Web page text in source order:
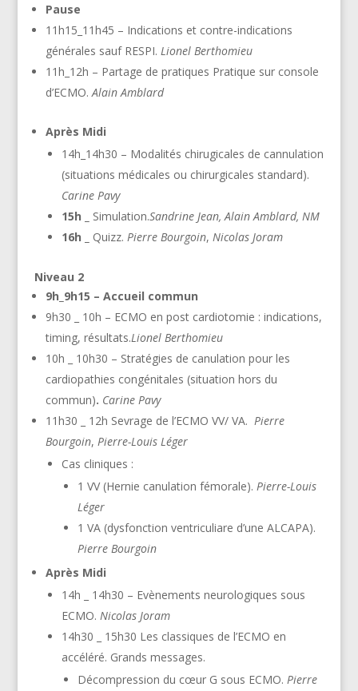
Pause
11h15_11h45 – Indications et contre-indications
générales sauf RESPI. Lionel Berthomieu
11h_12h – Partage de pratiques Pratique sur console
d’ECMO.Alain Amblard
Après Midi
14h_14h30 – Modalités chirugicales de cannulation
(situations médicales ou chirurgicales standard).
Carine Pavy
15h _ Simulation.Sandrine Jean, Alain Amblard, NM
16h _ Quizz. Pierre Bourgoin, Nicolas Joram
Niveau 2
9h_9h15 – Accueil commun
9h30 _ 10h – ECMO en post cardiotomie : indications,
timing, résultats.Lionel Berthomieu
10h _ 10h30 – Stratégies de canulation pour les
cardiopathies congénitales (situation hors du
commun). Carine Pavy
11h30 _ 12h Sevrage de l’ECMO VV/ VA. Pierre
Bourgoin, Pierre-Louis Léger
Cas cliniques :
1 VV (Hernie canulation fémorale). Pierre-Louis
Léger
1 VA (dysfonction ventriculiare d’une ALCAPA).
Pierre Bourgoin
Après Midi
14h _ 14h30 – Evènements neurologiques sous
ECMO. Nicolas Joram
14h30 _ 15h30 Les classiques de l’ECMO en
accéléré. Grands messages.
Décompression du cœur G sous ECMO. Pierre